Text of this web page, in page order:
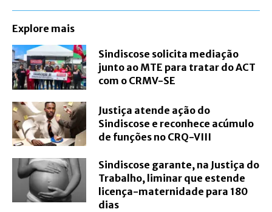
Explore mais
Sindiscose solicita mediação
junto ao MTE para tratar do ACT
com o CRMV-SE
Justiça atende ação do
Sindiscose e reconhece acúmulo
de funções no CRQ-VIII
Sindiscose garante, na Justiça do
Trabalho, liminar que estende
licença-maternidade para 180
dias